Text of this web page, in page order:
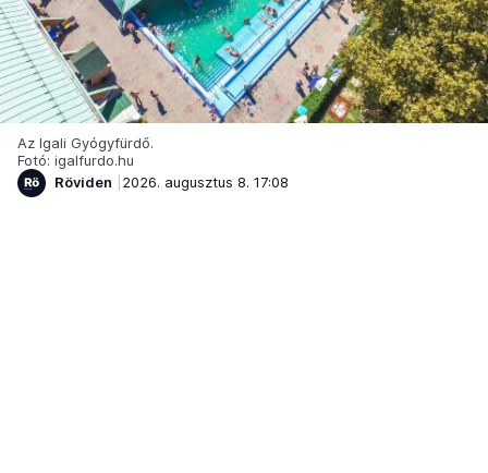
Az Igali Gyógyfürdő.
Fotó: igalfurdo.hu
Röviden
2026. augusztus 8. 17:08